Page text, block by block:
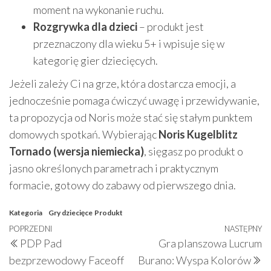
moment na wykonanie ruchu.
Rozgrywka dla dzieci– produkt jest
przeznaczony dla wieku 5+ i wpisuje się w
kategorię gier dziecięcych.
Jeżeli zależy Ci na grze, która dostarcza emocji, a
jednocześnie pomaga ćwiczyć uwagę i przewidywanie,
ta propozycja od Noris może stać się stałym punktem
domowych spotkań. WybierającNoris Kugelblitz
Tornado (wersja niemiecka), sięgasz po produkt o
jasno określonych parametrach i praktycznym
formacie, gotowy do zabawy od pierwszego dnia.
Kategoria Gry dziecięce Produkt
Nawigacja
wpisu
Poprzedni
wpis
POPRZEDNI
PDP Pad
bezprzewodowy Faceoff
NASTĘPNY
Gra planszowa Lucrum
Burano: Wyspa Kolorów